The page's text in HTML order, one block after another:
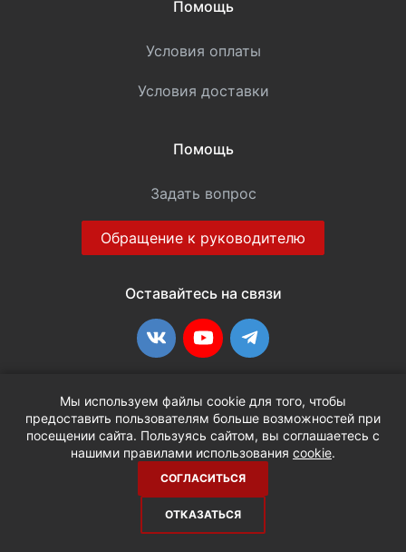
Мы используем файлы cookie для того, чтобы
предоставить пользователям больше возможностей при
посещении сайта. Пользуясь сайтом, вы соглашаетесь с
нашими правилами использования cookie.
СОГЛАСИТЬСЯ
ОТКАЗАТЬСЯ
Помощь
Условия оплаты
Условия доставки
Помощь
Задать вопрос
Обращение к руководителю
Оставайтесь на связи
ВКонтакте
YouTubeTelegram
Наши контакты
+7 (3452) 515-048
info@terria.ru